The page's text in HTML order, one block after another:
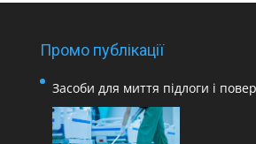
Промо публікації
Засоби для миття підлоги і
медичних закладів